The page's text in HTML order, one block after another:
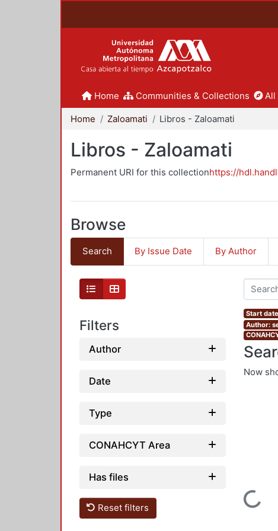
Home Communities & Collections All
Home Zaloamati Libros - Zaloamati
Libros - Zaloamati
Permanent URI for this collectionhttps://
Browse
Search By Issue Date By Author
Filters
Author
Date
Type
CONAHCYT Area
Has files
Reset filters
Start
Author:
Now
Loading...